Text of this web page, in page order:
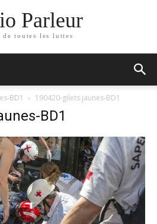
Parleur
de toutes les luttes
BD1 190420-gilets jaunes-BD1
BD1